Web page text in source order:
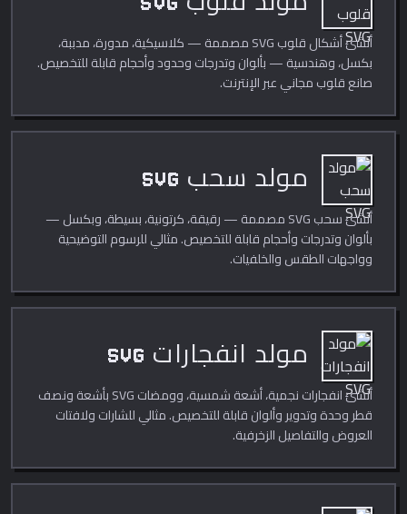
أنشئ أشكال قلوب SVG مصممة — كلاسيكية، مدورة، مدببة،
بكسل، وهندسية — بألوان وتدرجات وحدود وأحجام قابلة للتخصيص.
صانع قلوب مجاني عبر الإنترنت.
مولد سحب SVG
أنشئ سحب SVG مصممة — رقيقة، كرتونية، بسيطة، وبكسل —
بألوان وتدرجات وأحجام قابلة للتخصيص. مثالي للرسوم التوضيحية
وواجهات الطقس والخلفيات.
مولد انفجارات SVG
أنشئ انفجارات نجمية، أشعة شمسية، وومضات SVG بأشعة ونصف
قطر وحدة وتدوير وألوان قابلة للتخصيص. مثالي للشارات ولافتات
العروض والتفاصيل الزخرفية.